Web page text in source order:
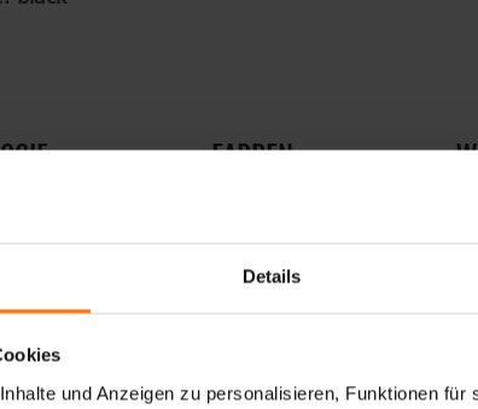
Details
und Anzeigen zu personalisieren, Funktionen für
FARBEN
Z X-FUNCTION JUNIOR kommt ECONYL®
und Performance auf dem
Komfortbund sorgt für ein
Pad, das ein nahtfreies und